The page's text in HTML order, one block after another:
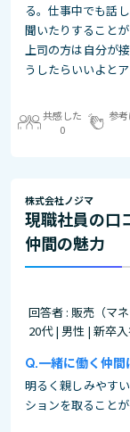
る。仕事中でも話
聞いたりすることが
上司の方は自分が
うしたらいいよと
共感した
0
参
株式会社ノジマ
現職社員の口
仲間の魅力
回答者 : 販売（マネ
20代 | 男性 | 新卒
一緒に働く仲間
明るく親しみやす
ションを取ること